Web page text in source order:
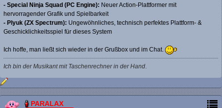
- Special Ninja Squad (PC Engine): Neuer Action-Plattformer mit
hervorragender Grafik und Spielbarkeit
- Plyuk (ZX Spectrum): Ungewöhnliches, technisch perfektes Plattform- &
Geschicklichkeitsspiel für dieses System
Ich hoffe, man ließt sich wieder in der Grußbox und im Chat.
Ich bin der Musikant mit Taschenrechner in der Hand.
PARALAX